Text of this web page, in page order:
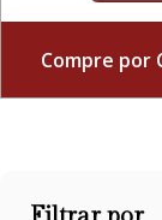
Compre por